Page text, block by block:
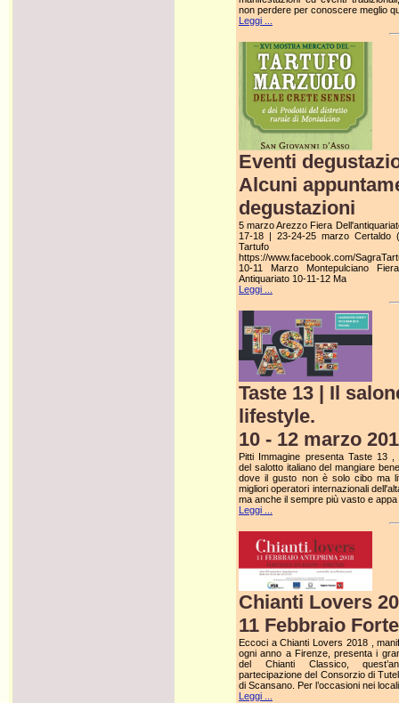
non perdere per conoscere meglio
Leggi ...
Eventi
Alcuni
degustazioni
5 marzo Arezzo Fiera
17-18 | 23-24-25 marzo Certaldo
Tartufo
https://www.facebook.com/
10-11 Marzo Montepulciano
Antiquariato 10-11-12 Ma
Leggi ...
Taste 13 | Il
lifestyle.
10 - 12 marzo
Pitti Immagine presenta Taste 13 ,
del salotto italiano del mangiare
dove il gusto non è solo cibo ma
migliori operatori internazionali
ma anche il sempre più vasto e appa
Leggi ...
Chianti Lovers
11 Febbraio
Eccoci a Chianti Lovers 2018 ,
ogni anno a Firenze, presenta i
del Chianti Classico,
partecipazione del Consorzio di
di Scansano. Per l’occasioni nei
Leggi ...